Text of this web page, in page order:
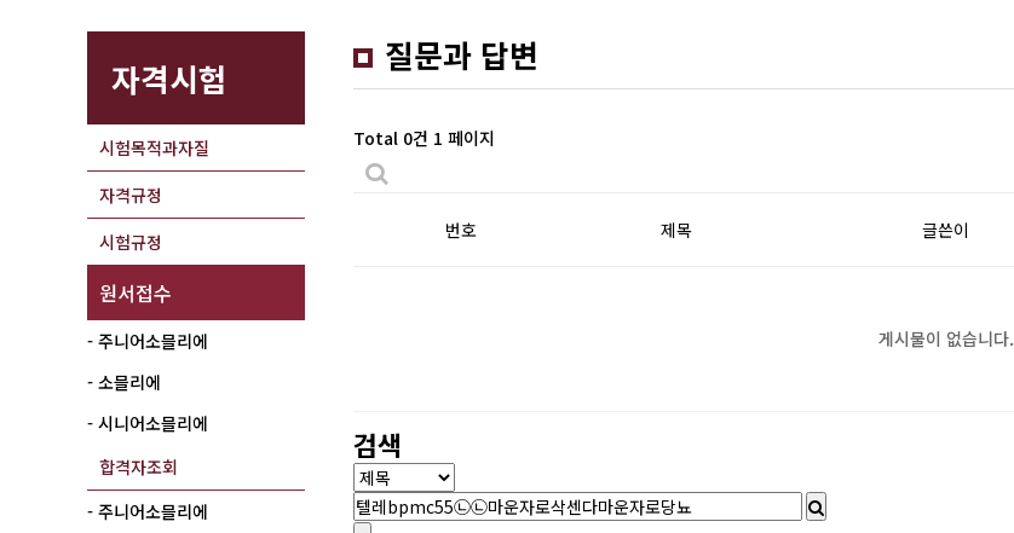
자격시험
시험목적과자질
자격규정
시험규정
원서접수
- 주니어소믈리에
- 소믈리에
- 시니어소믈리에
합격자조회
- 주니어소믈리에
질문과 답변
Total 0건 1 페이지
번호 제목 글쓴이
게시물이 없습니다.
검색